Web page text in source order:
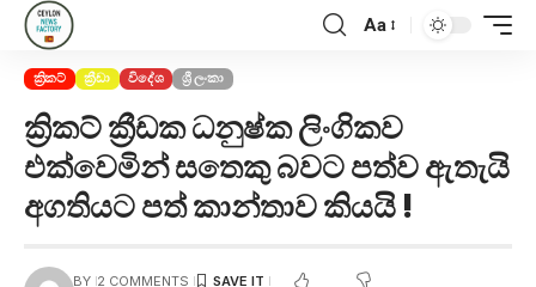
Aa
ක්‍රිකට් ක්‍රීඩා විදේශ ශ්‍රී ලංකා
ක්‍රිකට් ක්‍රීඩක ධනුෂ්ක ලිංගිකව
එක්වෙමින් සතෙකු බවට පත්ව ඇතැයි
අගතියට පත් කාන්තාව කියයි !
BY 2 COMMENTS